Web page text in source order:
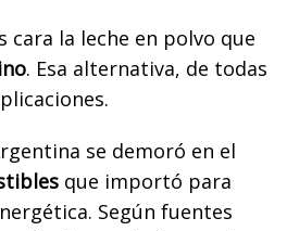
cara la leche en polvo que
. Esa alternativa, de todas
se demoró en el
que importó para
Según fuentes